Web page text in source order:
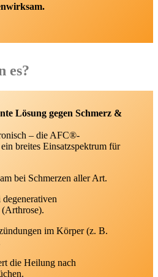
es?
Lösung gegen Schmerz &
– die AFC®-
breites Einsatzspektrum für
bei Schmerzen aller Art.
im Körper (z. B.
die Heilung nach